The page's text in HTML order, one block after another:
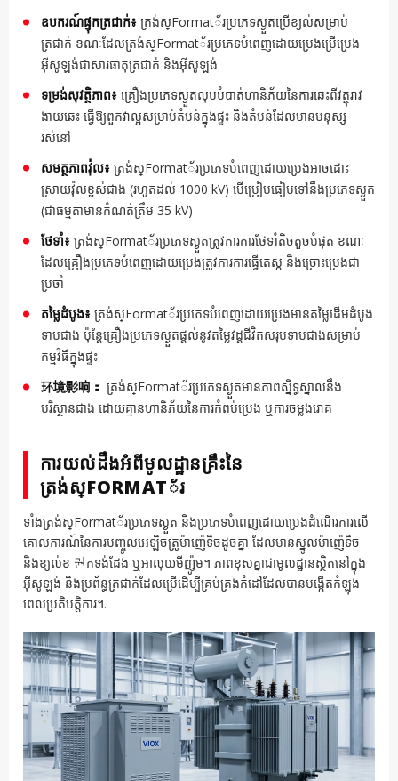
ឧបករណ៍ផ្ទុកត្រជាក់៖ ត្រង់ស្Format័រប្រភេទស្ងួតប្រើខ្យល់សម្រាប់
ត្រជាក់ ខណៈដែលត្រង់ស្Format័រប្រភេទបំពេញដោយប្រេងប្រើប្រេង
អ៊ីសូឡង់ជាសារធាតុត្រជាក់ និងអ៊ីសូឡង់
ទម្រង់សុវត្ថិភាព៖ គ្រឿងប្រភេទស្ងួតលុបបំបាត់ហានិភ័យនៃការឆេះពីវត្ថុរាវ
ងាយឆេះ ធ្វើឱ្យពួកវាល្អសម្រាប់តំបន់ក្នុងផ្ទះ និងតំបន់ដែលមានមនុស្ស
រស់នៅ
សមត្ថភាពវ៉ុល៖ ត្រង់ស្Format័រប្រភេទបំពេញដោយប្រេងអាចដោះ
ស្រាយវ៉ុលខ្ពស់ជាង (រហូតដល់ 1000 kV) បើប្រៀបធៀបទៅនឹងប្រភេទស្ងួត
(ជាធម្មតាមានកំណត់ត្រឹម 35 kV)
ថែទាំ៖ ត្រង់ស្Format័រប្រភេទស្ងួតត្រូវការការថែទាំតិចតួចបំផុត ខណៈ
ដែលគ្រឿងប្រភេទបំពេញដោយប្រេងត្រូវការការធ្វើតេស្ត និងច្រោះប្រេងជា
ប្រចាំ
តម្លៃដំបូង៖ ត្រង់ស្Format័រប្រភេទបំពេញដោយប្រេងមានតម្លៃដើមដំបូង
ទាបជាង ប៉ុន្តែគ្រឿងប្រភេទស្ងួតផ្តល់នូវតម្លៃវដ្តជីវិតសរុបទាបជាងសម្រាប់
កម្មវិធីក្នុងផ្ទះ
环境影响： ត្រង់ស្Format័រប្រភេទស្ងួតមានភាពស្និទ្ធស្នាលនឹង
បរិស្ថានជាង ដោយគ្មានហានិភ័យនៃការកំពប់ប្រេង ឬការចម្លងរោគ
ការយល់ដឹងអំពីមូលដ្ឋានគ្រឹះនៃ
ត្រង់ស្FORMAT័រ
ទាំងត្រង់ស្Format័រប្រភេទស្ងួត និងប្រភេទបំពេញដោយប្រេងដំណើរការលើ
គោលការណ៍នៃការបញ្ចូលអេឡិចត្រូម៉ាញ៉េទិចដូចគ្នា ដែលមានស្នូលម៉ាញ៉េទិច
និងខ្យល់ខ 권កទង់ដែង ឬអាលុយមីញ៉ូម។ ភាពខុសគ្នាជាមូលដ្ឋានស្ថិតនៅក្នុង
អ៊ីសូឡង់ និងប្រព័ន្ធត្រជាក់ដែលប្រើដើម្បីគ្រប់គ្រងកំដៅដែលបានបង្កើតកំឡុង
ពេលប្រតិបត្តិការ។.